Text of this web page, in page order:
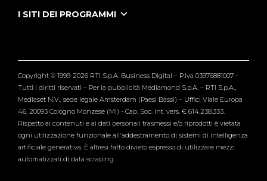
Tutti i servizi
I SITI DEI PROGRAMMI
Verissimo
Copyright © 1999-2026 RTI S.p.A. Business Digital – P.Iva 03976881007 –
Tutti i diritti riservati – Per la pubblicità Mediamond S.p.A. – RTI S.p.A.,
Mediaset N.V., sede legale Amsterdam (Paesi Bassi) – Uffici Viale Europa
46, 20093 Cologno Monzese (MI) - Cap. Soc. int. vers. € 614.238.333.
Rispetto ai contenuti e ai dati personali trasmessi e/o riprodotti è vietata
ogni utilizzazione funzionale all'addestramento di sistemi di intelligenza
artificiale generativa. È altresì fatto divieto espresso di utilizzare mezzi
automatizzati di data scraping.